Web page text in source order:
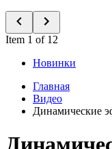
Item 1 of 12
Новинки
Главная
Видео
Динамические